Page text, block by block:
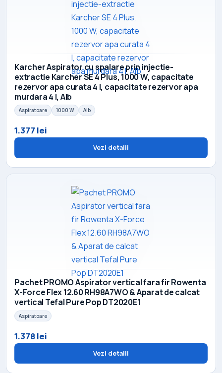
Karcher Aspirator cu spalare prin injectie-
extractie Karcher SE 4 Plus, 1000 W, capacitate
rezervor apa curata 4 l, capacitate rezervor apa
murdara 4 l, Alb
Aspiratoare 1000 W Alb
1.377 lei
Vezi detalii
Pachet PROMO Aspirator vertical fara fir Rowenta
X-Force Flex 12.60 RH98A7WO & Aparat de calcat
vertical Tefal Pure Pop DT2020E1
Aspiratoare
1.378 lei
Vezi detalii